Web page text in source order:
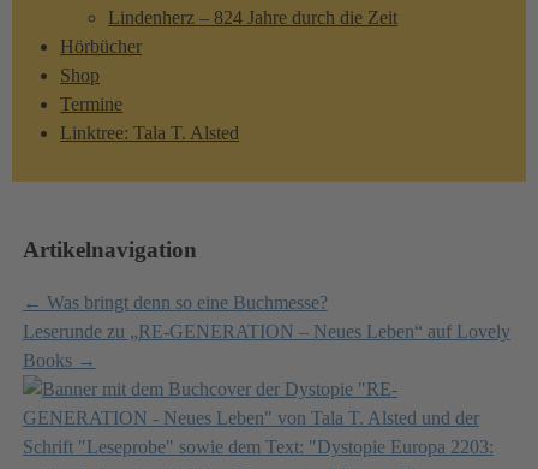
Lindenherz – 824 Jahre durch die Zeit
Hörbücher
Shop
Termine
Linktree: Tala T. Alsted
Artikelnavigation
← Was bringt denn so eine Buchmesse?
Leserunde zu „RE-GENERATION – Neues Leben“ auf Lovely
Books →